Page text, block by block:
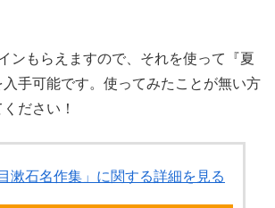
ンもらえますので、それを使って『夏
入手可能です。使ってみたことが無い方
ださい！
漱石名作集」に関する詳細を見る